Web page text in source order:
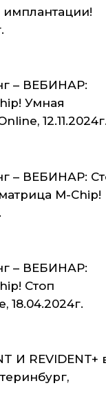
имплантации!
– ВЕБИНАР:
Умная
– ВЕБИНАР:
M-Chip!
– ВЕБИНАР:
Стоп
18.04.2024г.
И REVIDENT+